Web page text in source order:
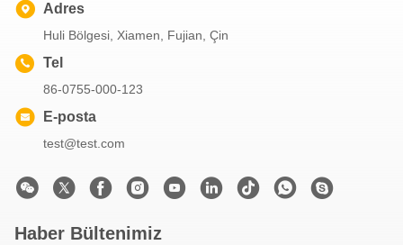
Adres
Huli Bölgesi, Xiamen, Fujian, Çin
Tel
86-0755-000-123
E-posta
test@test.com
Haber Bültenimiz